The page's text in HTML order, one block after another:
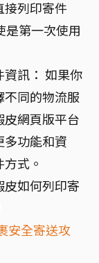
接列印寄件
是第一次使用
訊： 如果你
同的物流服
網頁版平台
多功能和資
式。
如何列印寄
安全寄送攻